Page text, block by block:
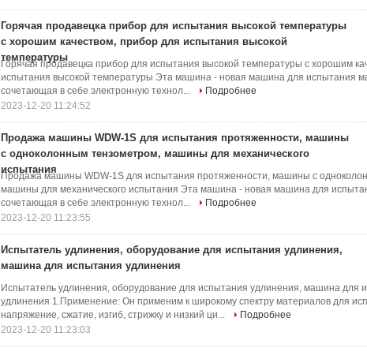
Горячая продавецка прибор для испытания высокой температуры
с хорошим качеством, прибор для испытания высокой
температуры
Горячая продавецка прибор для испытания высокой температуры с хорошим
испытания высокой температуры Эта машина - новая машина для испытания
сочетающая в себе электронную технол...
Подробнее
2023-12-20 11:24:52
Продажа машины WDW-1S для испытания протяженности, машины
с одноколонным тензометром, машины для механического
испытания
Продажа машины WDW-1S для испытания протяженности, машины с
машины для механического испытания Эта машина - новая машина для
сочетающая в себе электронную технол...
Подробнее
2023-12-20 11:23:55
Испытатель удлинения, оборудование для испытания удлинения,
машина для испытания удлинения
Испытатель удлинения, оборудование для испытания удлинения, машина для
удлинения 1.Применение: Он применим к широкому спектру материалов для
напряжение, сжатие, изгиб, стрижку и низкий ци...
Подробнее
2023-12-20 11:23:03